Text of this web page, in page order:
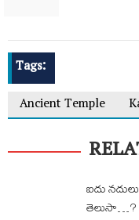
Tags:
Ancient Temple
ఐదు
తెలుసా…?